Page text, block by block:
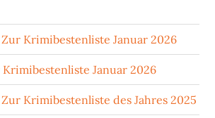
Zur Krimibestenliste Januar 2026
Januar 2026
Zur Krimibestenliste des Jahres 2025